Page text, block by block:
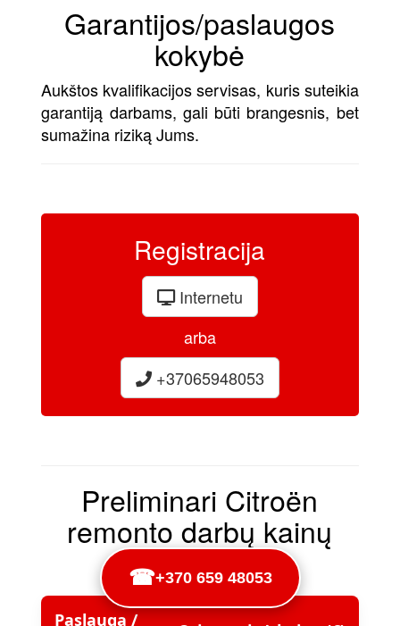
☎+370 659 48053
Garantijos/paslaugos
kokybė
Aukštos kvalifikacijos servisas, kuris suteikia
garantiją darbams, gali būti brangesnis, bet
sumažina riziką Jums.
Registracija
Internetu
arba
+37065948053
Preliminari Citroën
remonto darbų kainų
lentelė
Paslauga /